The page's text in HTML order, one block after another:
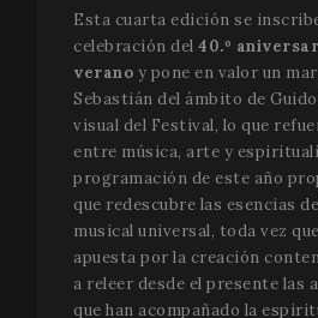
Esta cuarta edición se
celebración del 40.º
verano y pone en valor un
Sebastián del ámbito de
visual del Festival, lo que
entre música, arte y
programación de este año
que redescubre las esencias
musical universal, toda vez
apuesta por la creación
a releer desde el presente las
que han acompañado la